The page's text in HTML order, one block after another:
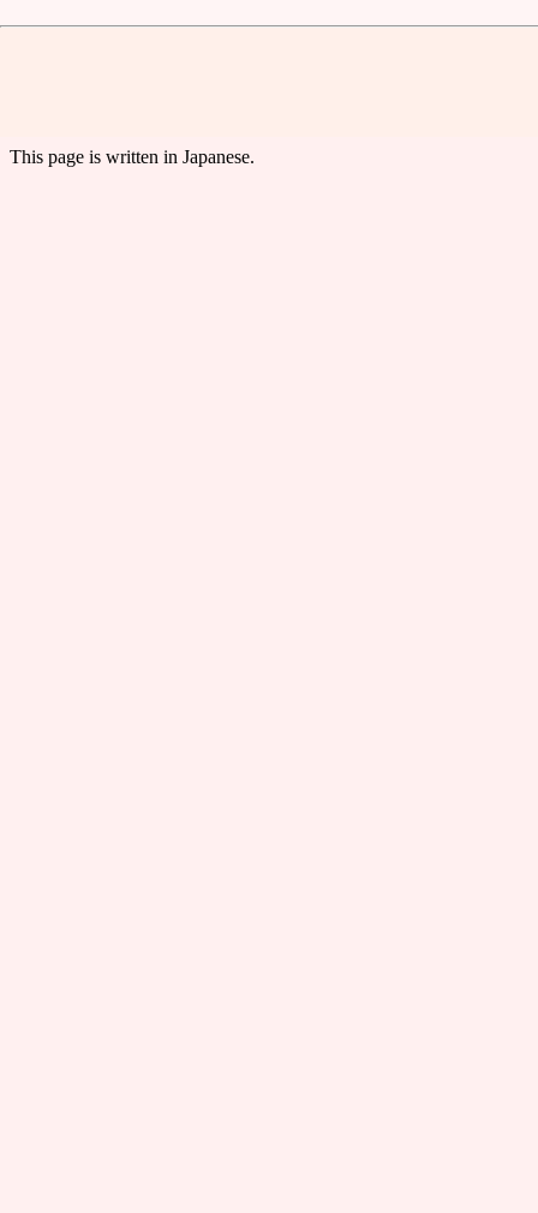
This page is written in Japanese.